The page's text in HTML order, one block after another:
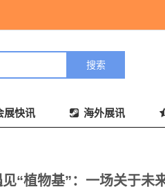
展快讯 海外展讯
“植物基”：一场关于未